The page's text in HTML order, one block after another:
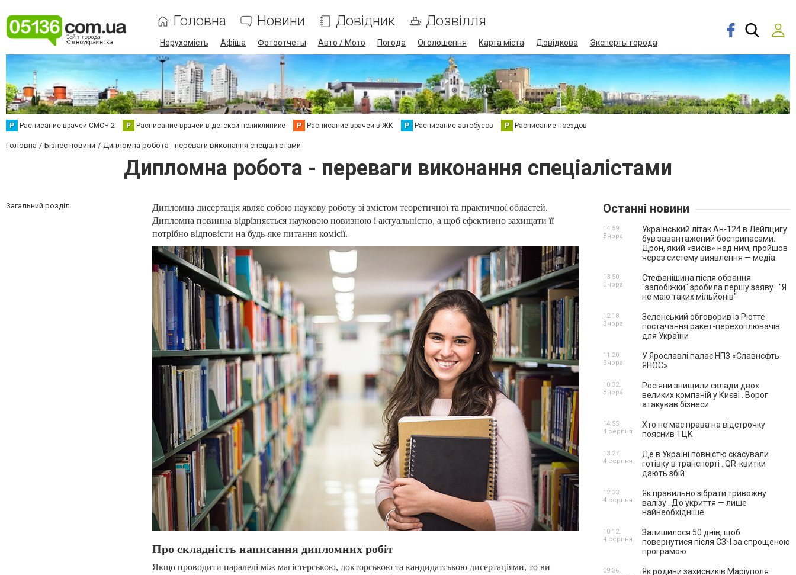
Головна Новини Довідник Дозвілля
Нерухомість Афіша Фотоотчеты Авто / Мото Погода Оголошення Карта міста Довідкова Эксперты города
Р Расписание врачей СМСЧ-2 Р Расписание врачей в детской поликлинике Р Расписание врачей в ЖК Р Расписание автобусов Р Расписание поездов
Головна Бізнес новини Дипломна робота - переваги виконання спеціалістами
Дипломна робота - переваги виконання спеціалістами
Загальний розділ
Дипломна дисертація являє собою наукову роботу зі змістом теоретичної та практичної областей.
Дипломна повинна відрізняється науковою новизною і актуальністю, а щоб ефективно захищати її
потрібно відповісти на будь-яке питання комісії.
Про складність написання дипломних робіт
Якщо проводити паралелі між магістерською, докторською та кандидатською дисертаціями, то ви
Останні новини
Український літак Ан-124 в Лейпцигу
був завантажений боєприпасами.
Дрон, який «висів» над ним, пройшов
через систему виявлення — медіа
14:59,
Вчора
Стефанішина після обрання
"запобіжки" зробила першу заяву . "Я
не маю таких мільйонів"
13:50,
Вчора
Зеленський обговорив із Рютте
постачання ракет-перехоплювачів
для України
12:18,
Вчора
У Ярославлі палає НПЗ «Славнєфть-
ЯНОС»
11:20,
Вчора
Росіяни знищили склади двох
великих компаній у Києві . Ворог
атакував бізнеси
10:32,
Вчора
Хто не має права на відстрочку
пояснив ТЦК
14:55,
4 серпня
Де в Україні повністю скасували
готівку в транспорті . QR-квитки
дають збій
13:27,
4 серпня
Як правильно зібрати тривожну
валізу . До укриття — лише
найнеобхідніше
12:33,
4 серпня
Залишилося 50 днів, щоб
повернутися після СЗЧ за спрощеною
програмою
10:12,
4 серпня
Як родини захисників Маріуполя
09:36,